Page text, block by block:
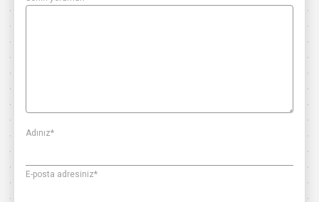
Adınız*
E-posta adresiniz*